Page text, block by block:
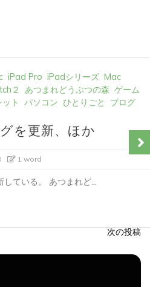
Pro iPadシリーズ
Mac
あつまれどうぶつの森
ゲーム
パソコン ひとりごと ブログ
新、ほか
る。 あつまれど...
次の投稿